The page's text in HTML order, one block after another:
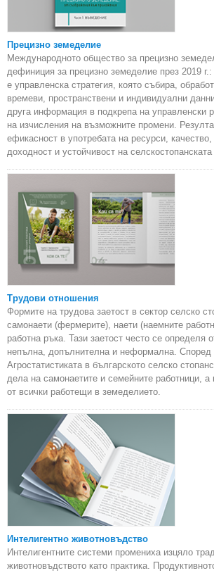
Прецизно земеделие
Международното общество за прецизно
дефиниция за прецизно земеделие през 2019
е управленска стратегия, която събира,
времеви, пространствени и индивидуални
друга информация в подкрепа на управленски
на изчисления на възможните промени.
ефикасност в употребата на ресурси, качество,
доходност и устойчивост на селскостопанската
Трудови отношения
Формите на трудова заетост в сектор селско
самонаети (фермерите), наети (наемните
работна ръка. Тази заетост често се определя
непълна, допълнителна и неформална. Според
Агростатистиката в българското селско
дела на самонаетите и семейните работници, а
от всички работещи в земеделието.
Интелигентно животновъдство
Интелигентните системи промениха изцяло
животновъдството като практика.